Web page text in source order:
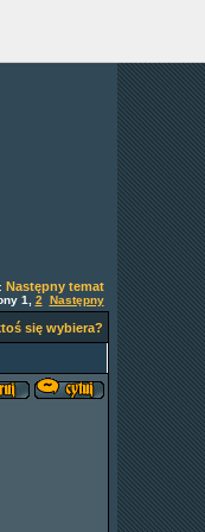
Następny temat
1 2 Następny
się wybiera?